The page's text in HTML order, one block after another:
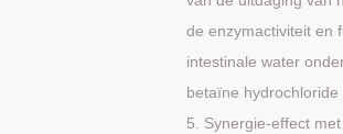
de enzymactiviteit en
intestinale water
betaïne
5. Synergie-effect